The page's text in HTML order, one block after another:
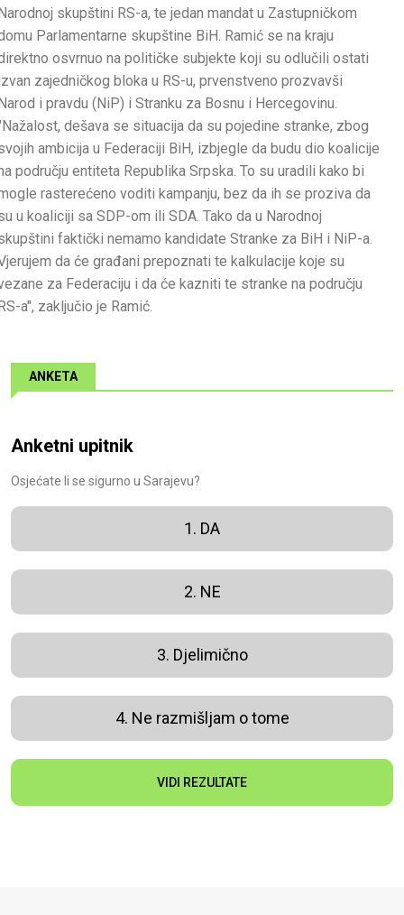
skupštini RS-a, te jedan mandat u Zastupničkom
Parlamentarne skupštine BiH. Ramić se na kraju
osvrnuo na političke subjekte koji su odlučili ostati
zajedničkog bloka u RS-u, prvenstveno prozvavši
i pravdu (NiP) i Stranku za Bosnu i Hercegovinu.
dešava se situacija da su pojedine stranke, zbog
ambicija u Federaciji BiH, izbjegle da budu dio koalicije
području entiteta Republika Srpska. To su uradili kako bi
rasterećeno voditi kampanju, bez da ih se proziva da
u koaliciji sa SDP-om ili SDA. Tako da u Narodnoj
faktički nemamo kandidate Stranke za BiH i NiP-a.
da će građani prepoznati te kalkulacije koje su
za Federaciju i da će kazniti te stranke na području
a", zaključio je Ramić.
ANKETA
Anketni upitnik
Osjećate li se sigurno u Sarajevu?
1. DA
2. NE
3. Djelimično
4. Ne razmišljam o tome
VIDI REZULTATE